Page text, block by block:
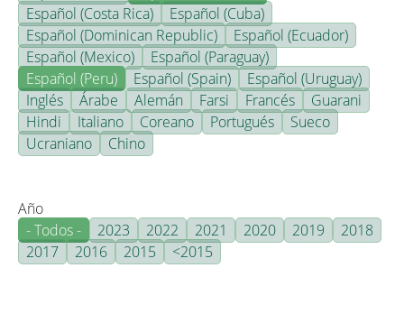
Español (Costa Rica)
Español (Cuba)
Español (Dominican Republic)
Español (Ecuador)
Español (Mexico)
Español (Paraguay)
Español (Peru)
Español (Spain)
Español (Uruguay)
Inglés
Árabe Alemán Farsi Francés
Guarani
Hindi
Italiano Coreano Portugués
Sueco
Ucraniano
Chino
Año
- Todos -
2023 2022 2021 2020 2019
2018
2017
2016 2015 <2015